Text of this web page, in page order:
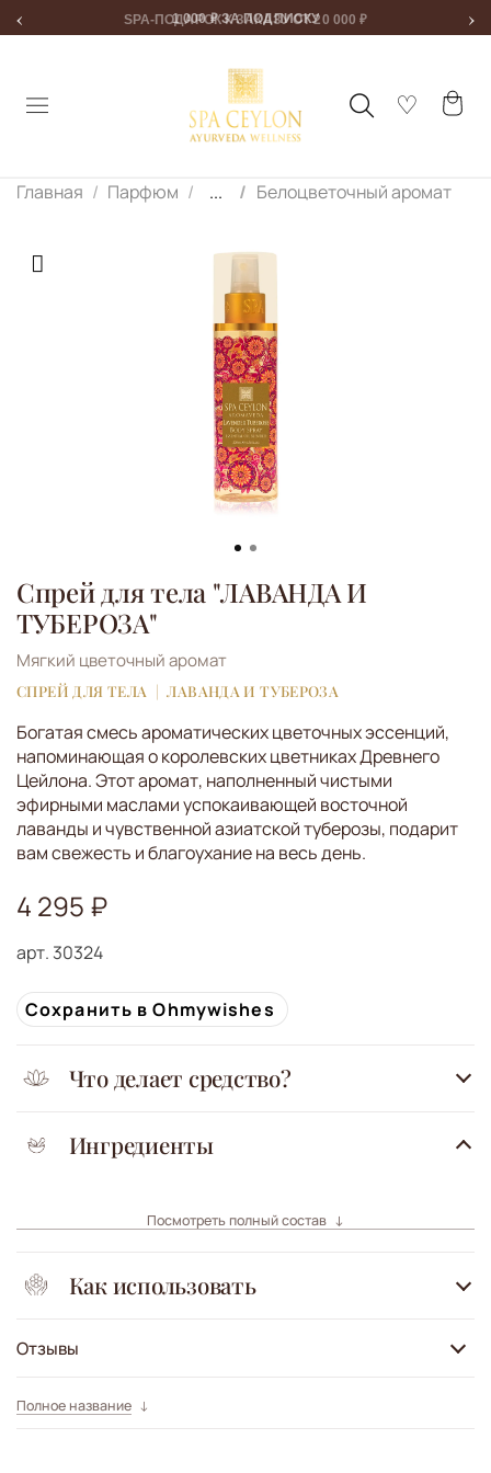
‹ 1 000 ₽ ЗА ПОДПИСКУ ›
Главная Парфюм ... Белоцветочный аромат
арт. 30324
Спрей для тела "ЛАВАНДА И
ТУБЕРОЗА"
4 295 ₽
Сохранить в Ohmywishes
Мягкий цветочный аромат
СПРЕЙ ДЛЯ ТЕЛА ЛАВАНДА И ТУБЕРОЗА
Богатая смесь ароматических цветочных эссенций,
напоминающая о королевских цветниках Древнего
Цейлона. Этот аромат, наполненный чистыми
эфирными маслами успокаивающей восточной
лаванды и чувственной азиатской туберозы, подарит
вам свежесть и благоухание на весь день.
Что делает средство?
Ингредиенты
Посмотреть полный состав
Как использовать
Отзывы
Полное название